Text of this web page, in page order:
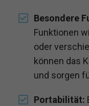
Besondere
Funktionen
oder
können das
und sorgen
Portabilität: